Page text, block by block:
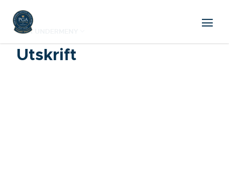
VISA UNDERMENY
Utskrift